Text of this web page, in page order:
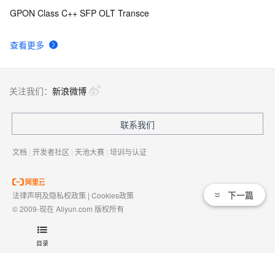
目录
查看更多
GPON Class C++ SFP OLT Transce
下一篇
关注我们： 新浪微博
联系我们
文档 | 开发者社区 | 天池大赛 | 培训与认证
法律声明及隐私权政策 | Cookies政策
© 2009-现在 Aliyun.com 版权所有
域名注册服务机构许可：